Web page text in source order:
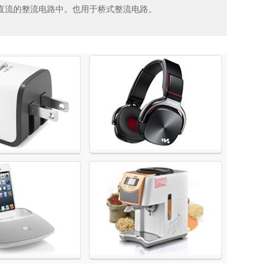
的整流电路中。也用于桥式整流电路。